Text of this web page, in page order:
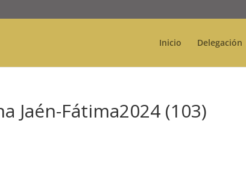
Inicio Delegación
Jaén-Fátima2024 (103)